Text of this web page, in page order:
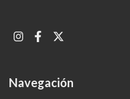
Navegación